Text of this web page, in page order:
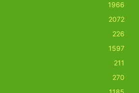
1966
2072
226
1597
211
270